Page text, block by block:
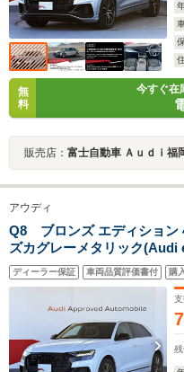
無
料
今すぐ在
販売店： 富士自動車 Ａｕｄｉ福
アウディ
Q8 ブロンズ エディショ
ズカグレーメタリック
ブロンズホイール バルコ
テアリング パワークロー
LED ブラックスタイリング
ディーラー保証 車両品質評価書付 購